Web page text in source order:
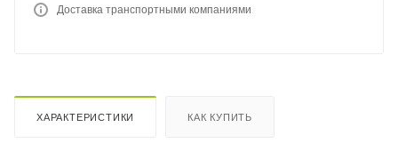
Доставка транспортными компаниями
ХАРАКТЕРИСТИКИ КАК КУПИТЬ